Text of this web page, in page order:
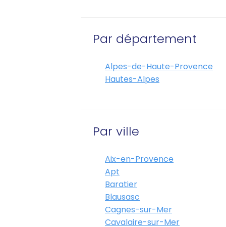
Par département
Alpes-de-Haute-Provence
Hautes-Alpes
Par ville
Aix-en-Provence
Apt
Baratier
Blausasc
Cagnes-sur-Mer
Cavalaire-sur-Mer